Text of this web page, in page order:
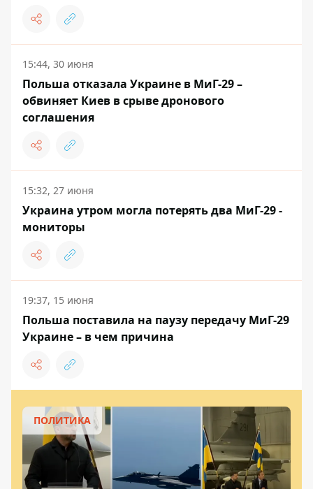
15:44, 30 июня
Польша отказала Украине в МиГ-29 –
обвиняет Киев в срыве дронового
соглашения
15:32, 27 июня
Украина утром могла потерять два МиГ-29 -
мониторы
19:37, 15 июня
Польша поставила на паузу передачу МиГ-29
Украине – в чем причина
ПОЛИТИКА